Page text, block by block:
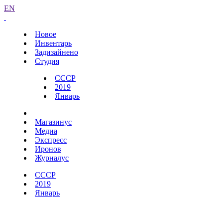
EN
Новое
Инвентарь
Задизайнено
Студия
СССР
2019
Январь
Магазинус
Медиа
Экспресс
Иронов
Журналус
СССР
2019
Январь